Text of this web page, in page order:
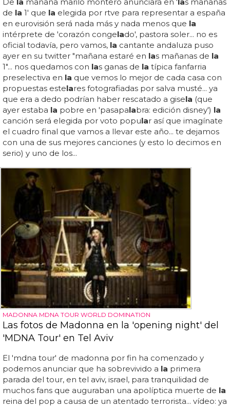
de la 1' que la elegida por rtve para representar a españa
en eurovisión será nada más y nada menos que la
intérprete de 'corazón congelado', pastora soler... no es
oficial todavía, pero vamos, la cantante andaluza puso
ayer en su twitter "mañana estaré en las mañanas de la
1"... nos quedamos con las ganas de la típica fanfarria
preselectiva en la que vemos lo mejor de cada casa con
propuestas estelares fotografiadas por salva musté... ya
que era a dedo podrían haber rescatado a gisela (que
ayer estaba la pobre en 'pasapalabra: edición disney') la
canción será elegida por voto popular así que imagínate
el cuadro final que vamos a llevar este año... te dejamos
con una de sus mejores canciones (y esto lo decimos en
serio) y uno de los...
MADONNA MDNA TOUR WORLD DOMINATION
Las fotos de Madonna en la 'opening night' del
'MDNA Tour' en Tel Aviv
El 'mdna tour' de madonna por fin ha comenzado y
podemos anunciar que ha sobrevivido a la primera
parada del tour, en tel aviv, israel, para tranquilidad de
muchos fans que auguraban una apolíptica muerte de la
reina del pop a causa de un atentado terrorista... vídeo: ya